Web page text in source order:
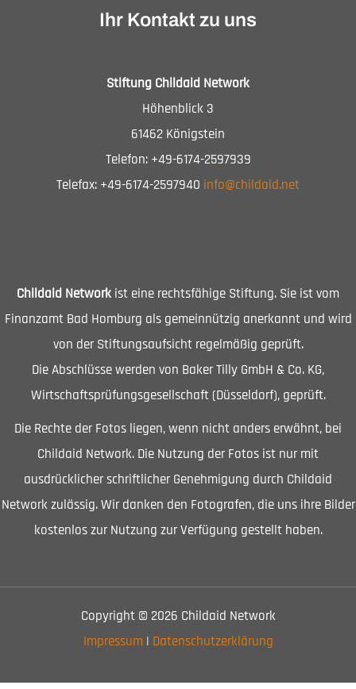
Ihr Kontakt zu uns
Stiftung Childaid Network
Höhenblick 3
61462 Königstein
Telefon: +49-6174-2597939
Telefax: +49-6174-2597940 info@childaid.net
Childaid Network ist eine rechtsfähige Stiftung. Sie ist vom
Finanzamt Bad Homburg als gemeinnützig anerkannt und wird
von der Stiftungsaufsicht regelmäßig geprüft.
Die Abschlüsse werden von Baker Tilly GmbH & Co. KG,
Wirtschaftsprüfungsgesellschaft (Düsseldorf), geprüft.
Die Rechte der Fotos liegen, wenn nicht anders erwähnt, bei
Childaid Network. Die Nutzung der Fotos ist nur mit
ausdrücklicher schriftlicher Genehmigung durch Childaid
Network zulässig. Wir danken den Fotografen, die uns ihre Bilder
kostenlos zur Nutzung zur Verfügung gestellt haben.
Copyright © 2026 Childaid Network
Impressum | Datenschutzerklärung